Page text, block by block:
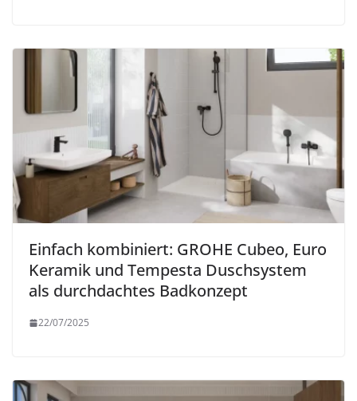
Einfach kombiniert: GROHE Cubeo, Euro
Keramik und Tempesta Duschsystem
als durchdachtes Badkonzept
22/07/2025